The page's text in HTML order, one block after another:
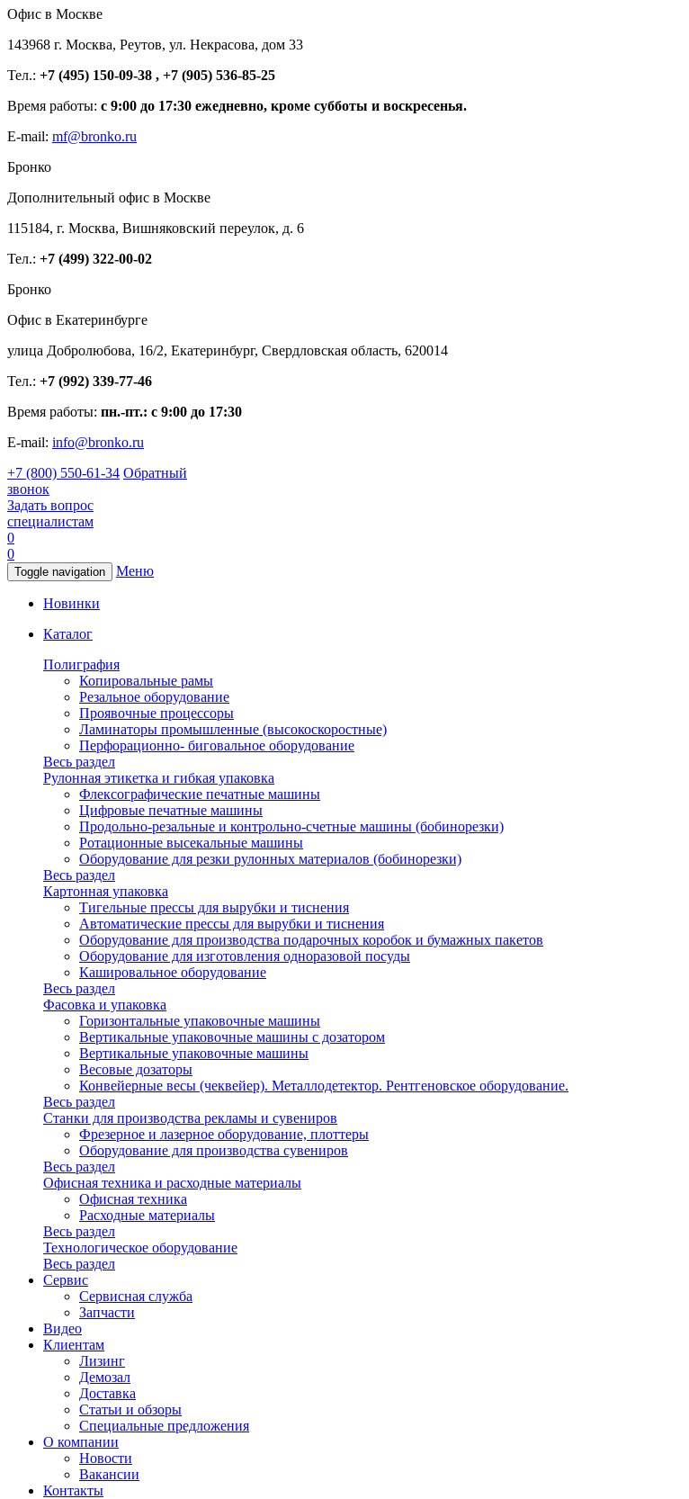
Офис в Москве
143968 г. Москва, Реутов, ул. Некрасова, дом 33
Тел.: +7 (495) 150-09-38 , +7 (905) 536-85-25
Время работы: с 9:00 до 17:30 ежедневно, кроме субботы и воскресенья.
E-mail: mf@bronko.ru
Бронко
Дополнительный офис в Москве
115184, г. Москва, Вишняковский переулок, д. 6
Тел.: +7 (499) 322-00-02
Бронко
Офис в Екатеринбурге
улица Добролюбова, 16/2, Екатеринбург, Свердловская область, 620014
Тел.: +7 (992) 339-77-46
Время работы: пн.-пт.: с 9:00 до 17:30
E-mail: info@bronko.ru
+7 (800) 550-61-34 Обратный
звонок
Задать вопрос
специалистам
0
0
Toggle navigation Меню
Новинки
Каталог
Полиграфия
Копировальные рамы
Резальное оборудование
Проявочные процессоры
Ламинаторы промышленные (высокоскоростные)
Перфорационно- биговальное оборудование
Весь раздел
Рулонная этикетка и гибкая упаковка
Флексографические печатные машины
Цифровые печатные машины
Продольно-резальные и контрольно-счетные машины (бобинорезки)
Ротационные высекальные машины
Оборудование для резки рулонных материалов (бобинорезки)
Весь раздел
Картонная упаковка
Тигельные прессы для вырубки и тиснения
Автоматические прессы для вырубки и тиснения
Оборудование для производства подарочных коробок и бумажных пакетов
Оборудование для изготовления одноразовой посуды
Кашировальное оборудование
Весь раздел
Фасовка и упаковка
Горизонтальные упаковочные машины
Вертикальные упаковочные машины с дозатором
Вертикальные упаковочные машины
Весовые дозаторы
Конвейерные весы (чеквейер). Металлодетектор. Рентгеновское оборудование.
Весь раздел
Станки для производства рекламы и сувениров
Фрезерное и лазерное оборудование, плоттеры
Оборудование для производства сувениров
Весь раздел
Офисная техника и расходные материалы
Офисная техника
Расходные материалы
Весь раздел
Технологическое оборудование
Весь раздел
Сервис
Сервисная служба
Запчасти
Видео
Клиентам
Лизинг
Демозал
Доставка
Статьи и обзоры
Специальные предложения
О компании
Новости
Вакансии
Контакты